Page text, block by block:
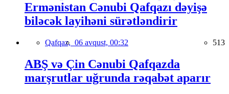
Ermənistan Cənubi Qafqazı dəyişə
biləcək layihəni sürətləndirir
Qafqaz, 06 avqust, 00:32 513
ABŞ və Çin Cənubi Qafqazda
marşrutlar uğrunda rəqabət aparır